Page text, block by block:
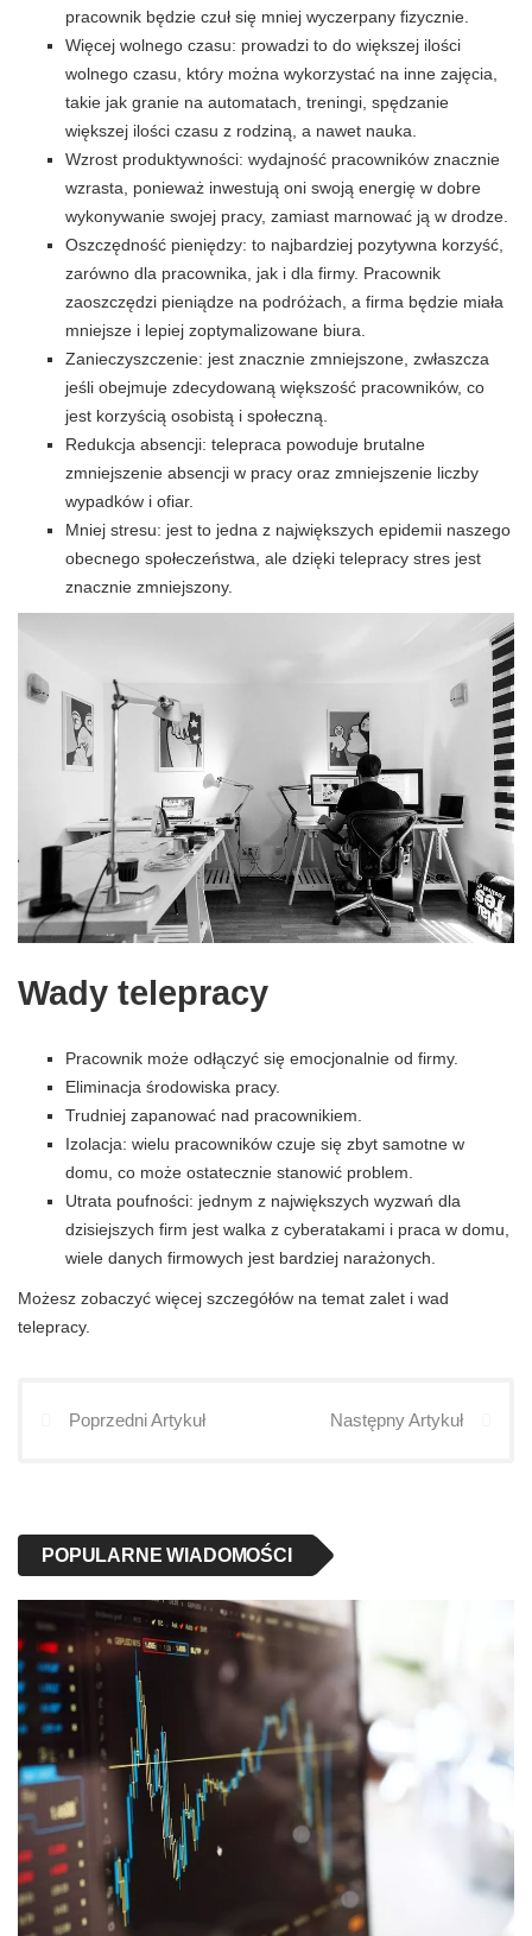
pracownik będzie czuł się mniej wyczerpany fizycznie.
Więcej wolnego czasu: prowadzi to do większej ilości
wolnego czasu, który można wykorzystać na inne zajęcia,
takie jak granie na automatach, treningi, spędzanie
większej ilości czasu z rodziną, a nawet nauka.
Wzrost produktywności: wydajność pracowników znacznie
wzrasta, ponieważ inwestują oni swoją energię w dobre
wykonywanie swojej pracy, zamiast marnować ją w drodze.
Oszczędność pieniędzy: to najbardziej pozytywna korzyść,
zarówno dla pracownika, jak i dla firmy. Pracownik
zaoszczędzi pieniądze na podróżach, a firma będzie miała
mniejsze i lepiej zoptymalizowane biura.
Zanieczyszczenie: jest znacznie zmniejszone, zwłaszcza
jeśli obejmuje zdecydowaną większość pracowników, co
jest korzyścią osobistą i społeczną.
Redukcja absencji: telepraca powoduje brutalne
zmniejszenie absencji w pracy oraz zmniejszenie liczby
wypadków i ofiar.
Mniej stresu: jest to jedna z największych epidemii naszego
obecnego społeczeństwa, ale dzięki telepracy stres jest
znacznie zmniejszony.
Wady telepracy
Pracownik może odłączyć się emocjonalnie od firmy.
Eliminacja środowiska pracy.
Trudniej zapanować nad pracownikiem.
Izolacja: wielu pracowników czuje się zbyt samotne w
domu, co może ostatecznie stanowić problem.
Utrata poufności: jednym z największych wyzwań dla
dzisiejszych firm jest walka z cyberatakami i praca w domu,
wiele danych firmowych jest bardziej narażonych.
Możesz zobaczyć więcej szczegółów na temat zalet i wad
telepracy.
Poprzedni Artykuł Następny Artykuł
POPULARNE WIADOMOŚCI